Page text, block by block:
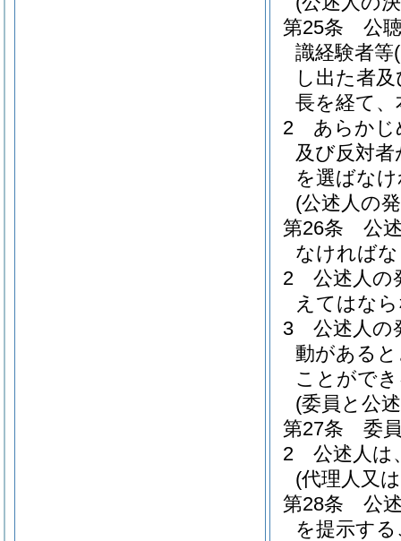
第25条
公
識経験者等
し出た者
長を経て
2
あらかじ
及び反対
を選ばな
(公述人の
第26条
公
なければ
2
公述人の
えてはな
3
公述人の
動がある
ことがで
(委員と公
第27条
委
2
公述人は
(代理人又
第28条
公
を提示す